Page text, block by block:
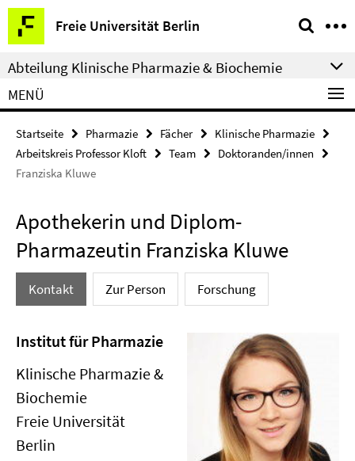
Springe
direkt
zu
Inhalt
Freie Universität Berlin
Service-
Navigation
Abteilung Klinische Pharmazie & Biochemie
MENÜ
Startseite Pharmazie Fächer
Klinische Pharmazie
Arbeitskreis Professor Kloft
Team
Doktoranden/innen
Franziska Kluwe
Apothekerin und Diplom-
Pharmazeutin Franziska Kluwe
Kontakt Zur Person Forschung
Institut für Pharmazie
Klinische Pharmazie &
Biochemie
Freie Universität
Berlin